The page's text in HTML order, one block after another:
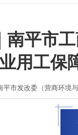
南平市
用工保
平市发改委（营商环境